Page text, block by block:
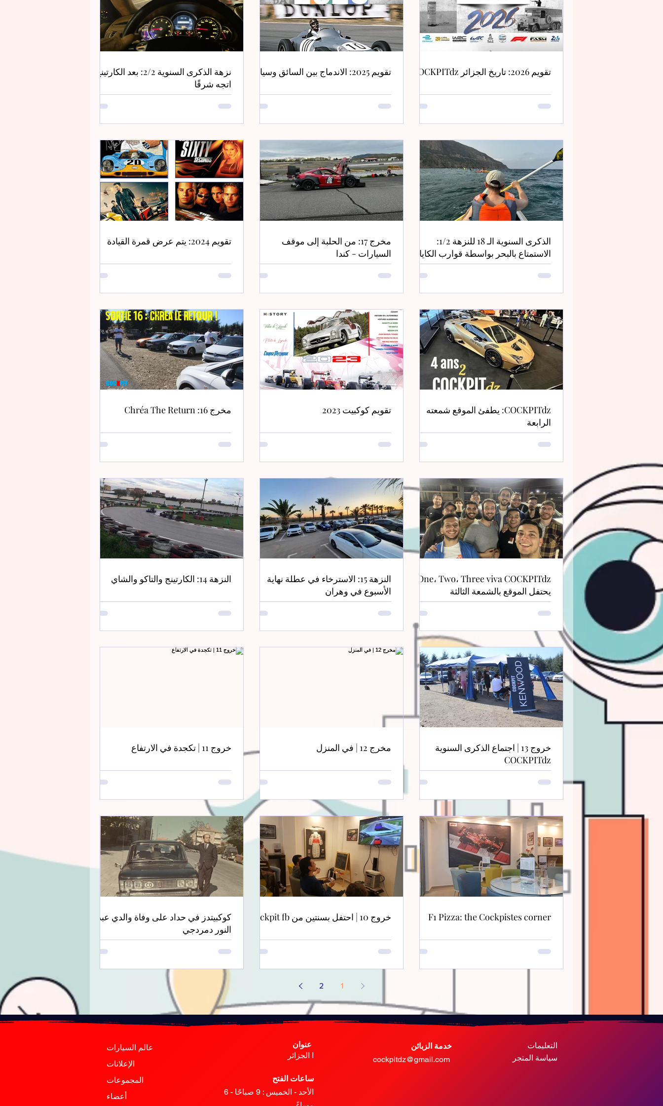
تقويم 2026: تاريخ الجزائر COCKPITdz تقويم 2025: الاندماج بين السائق وسيارته
نزهة الذكرى السنوية 2/2: بعد الكارتينج،
اتجه شرقًا
الذكرى السنوية الـ 18 للنزهة 1/2:
الاستمتاع بالبحر بواسطة قوارب الكاياك
مخرج 17: من الحلبة إلى موقف
السيارات - كندا
تقويم 2024: يتم عرض قمرة القيادة
COCKPITdz: يطفئ الموقع شمعته
الرابعة
تقويم كوكبيت 2023 مخرج 16: Chréa The Return
يحتفل الموقع بالشمعة الثالثة
النزهة 15: الاسترخاء في عطلة نهاية
الأسبوع في وهران
النزهة 14: الكارتينج والتاكو والشاي
خروج 13 | اجتماع الذكرى السنوية
COCKPITdz
مخرج 12 | في المنزل خروج 11 | تكجدة في الارتفاع
F1 Pizza: the Cockpistes corner خروج 10 | احتفل بسنتين من Cockpit fb
كوكبيتدز في حداد على وفاة والدي عبد
النور دمردجي
1
2
عالم السيارات
الإعلانات
المجموعات
أعضاء
عنوان
ا الجزائر
ساعات الفتح
الأحد - الخميس
: 9 صباحًا - 6
خدمة الزبائن
cockpitdz@gmail.com
التعليمات
سياسة المتجر